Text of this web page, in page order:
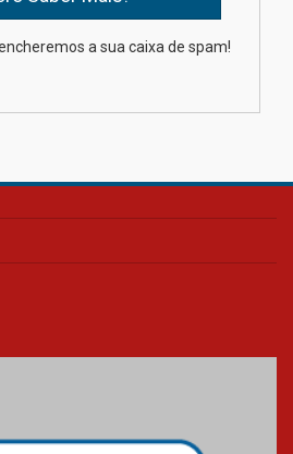
na educação dos filhos além da
a sua caixa de spam!